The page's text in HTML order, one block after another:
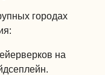
городах
на